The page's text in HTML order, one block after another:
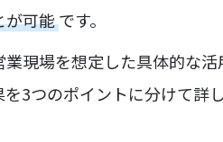
が可能です。
現場を想定した具体的な
3つのポイントに分けて詳